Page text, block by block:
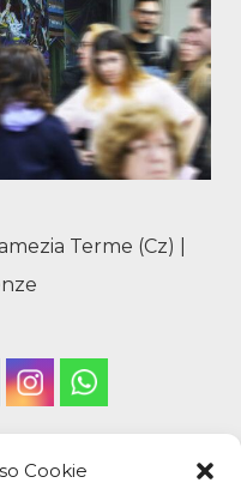
Cookie
Terme (Cz) |
VIACONDOTTI21